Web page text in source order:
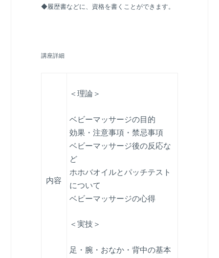
◆履歴書などに、資格を書くことができます。
講座詳細
内容
＜理論＞
ベビーマッサージの目的
効果・注意事項・禁忌事項
ベビーマッサージ後の反応な
ど
ホホバオイルとパッチテスト
について
ベビーマッサージの心得
＜実技＞
足・腕・おなか・背中の基本